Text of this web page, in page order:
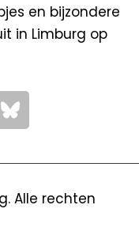
en bijzondere
in Limburg op
Alle rechten